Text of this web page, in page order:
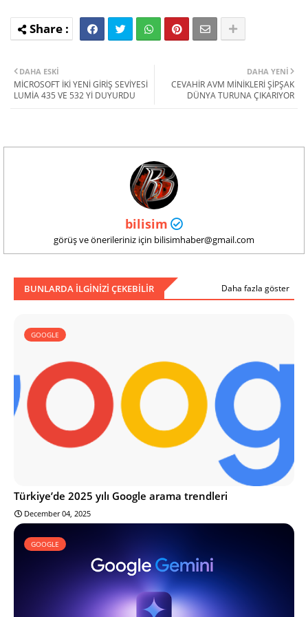
DAHA YENI
CEVAHİR AVM MİNİKLERİ ŞİPŞAK
DÜNYA TURUNA ÇIKARIYOR
DAHA ESKI
MİCROSOFT İKİ YENİ GİRİŞ SEVİYESİ
LUMİA 435 VE 532 Yİ DUYURDU
bilisim
görüş ve önerileriniz için bilisimhaber@gmail.com
BUNLARDA ILGINIZI ÇEKEBILIR Daha fazla göster
GOOGLE
Türkiye’de 2025 yılı Google arama trendleri
December 04, 2025
GOOGLE